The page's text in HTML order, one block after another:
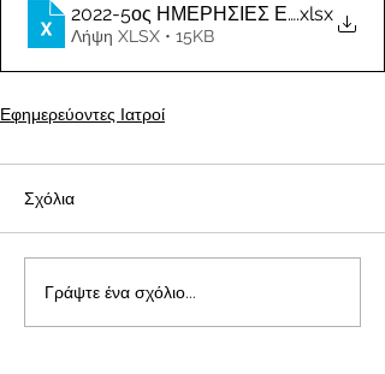
2022-5ος ΗΜΕΡΗΣΙΕΣ ΕΦΗΜΕΡΙΕΣ
.xlsx
Λήψη XLSX • 15KB
Εφημερεύοντες Ιατροί
Σχόλια
Γράψτε ένα σχόλιο...